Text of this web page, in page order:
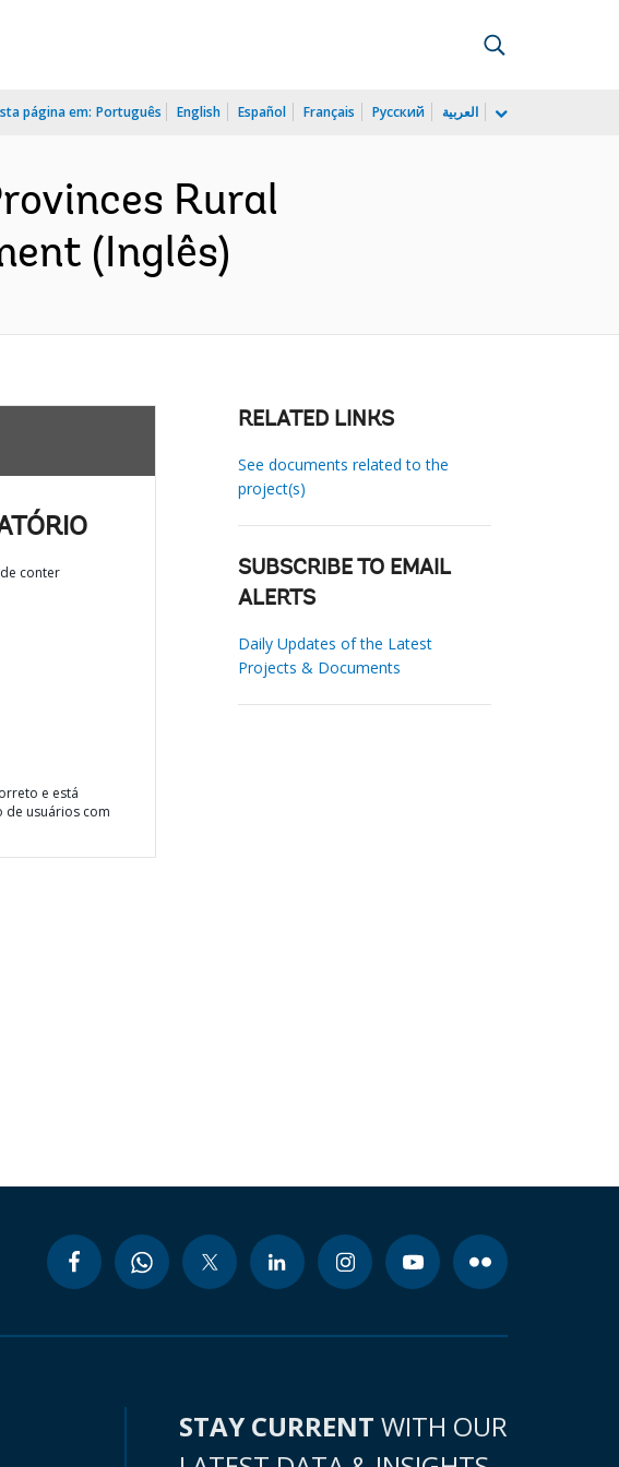
página em: Português English Español Français Русский العربية
Rural
(Inglês)
conter
e está
de usuários com
RELATED LINKS
See documents related to the
project(s)
SUBSCRIBE TO EMAIL
ALERTS
Daily Updates of the Latest
Projects & Documents
STAY CURRENT WITH OUR